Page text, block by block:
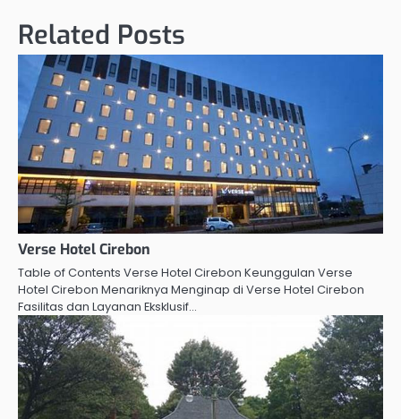
Related Posts
Verse Hotel Cirebon
Table of Contents Verse Hotel Cirebon Keunggulan Verse
Hotel Cirebon Menariknya Menginap di Verse Hotel Cirebon
Fasilitas dan Layanan Eksklusif…